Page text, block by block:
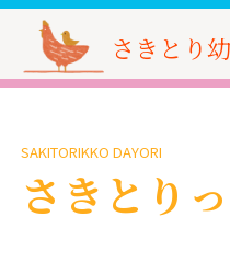
さきとり
SAKITORIKKO DAYORI
さきとり